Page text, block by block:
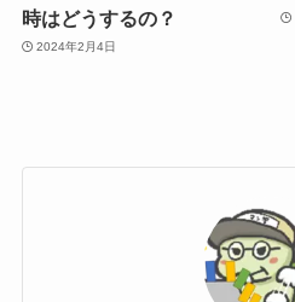
時はどうするの？
2024年2月4日